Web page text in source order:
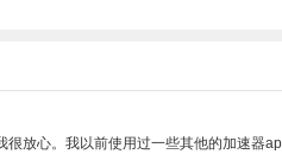
放心。我以前使用过一些其他的加速器